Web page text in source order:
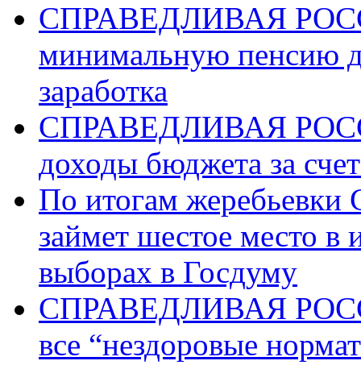
СПРАВЕДЛИВАЯ
минимальную пенсию
заработка
СПРАВЕДЛИВАЯ
доходы бюджета за
По итогам
займет шестое место в
выборах в Госдуму
СПРАВЕДЛИВАЯ
все “нездоровые